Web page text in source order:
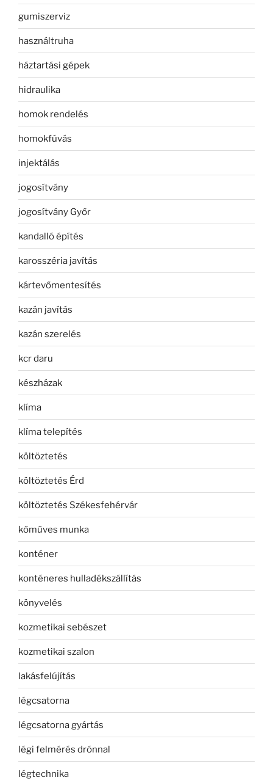
gumiszerviz
használtruha
háztartási gépek
hidraulika
homok rendelés
homokfúvás
injektálás
jogosítvány
jogosítvány Győr
kandalló építés
karosszéria javítás
kártevőmentesítés
kazán javítás
kazán szerelés
kcr daru
készházak
klíma
klíma telepítés
költöztetés
költöztetés Érd
költöztetés Székesfehérvár
kőműves munka
konténer
konténeres hulladékszállítás
könyvelés
kozmetikai sebészet
kozmetikai szalon
lakásfelújítás
légcsatorna
légcsatorna gyártás
légi felmérés drónnal
légtechnika